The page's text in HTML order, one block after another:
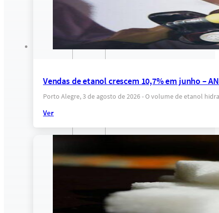
Vendas de etanol crescem 10,7% em junho –
Porto Alegre, 3 de agosto de 2026 - O volume de etanol
Ver